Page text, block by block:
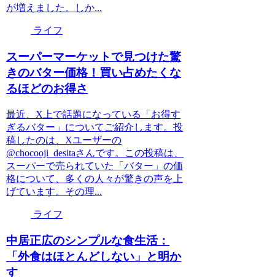
が増えました。しか...
ライフ
スーパーマーケットで見つけた驚
きのバター価格！買い占めたくな
るほどのお得さ
最近、X上で話題になっている「お得す
ぎるバター」についてご紹介します。投
稿したのは、Xユーザーの
@chocooji_desitaさんです。この投稿は、
スーパーで売られていた「バター」の価
格について、多くの人々が驚きの声を上
げています。その理...
ライフ
中居正広のシンプルな食生活：
「外食はほとんどしない」と明か
す